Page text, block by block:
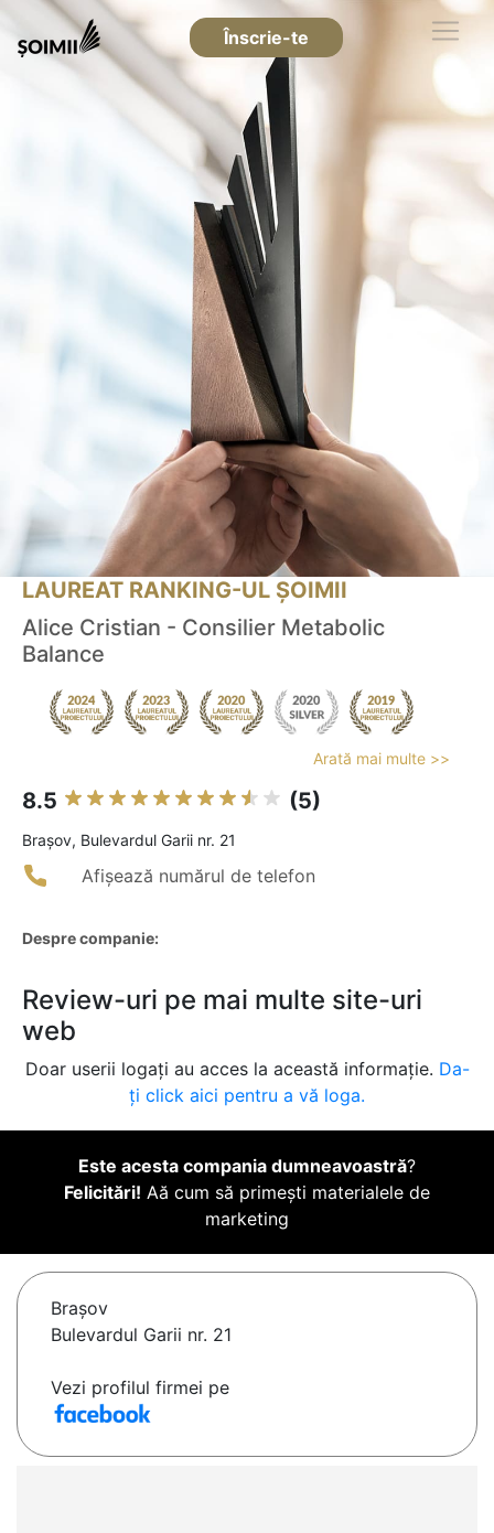
Înscrie-te
LAUREAT RANKING-UL ȘOIMII
Alice Cristian - Consilier Metabolic
Balance
Arată mai multe >>
8.5 (5)
Braşov, Bulevardul Garii nr. 21
Afișează numărul de telefon
Despre companie:
Review-uri pe mai multe site-uri
web
Doar userii logați au acces la această informație. Da-
ți click aici pentru a vă loga.
Este acesta compania dumneavoastră?
Felicitări! Aă cum să primești materialele de
marketing
Braşov
Bulevardul Garii nr. 21
Vezi profilul firmei pe